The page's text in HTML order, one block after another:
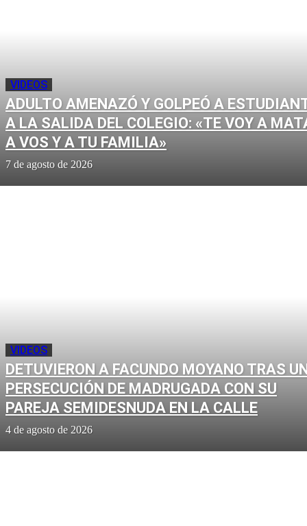
VIDEOS
ADULTO AMENAZÓ Y GOLPEÓ A
A LA SALIDA DEL COLEGIO: «TE VOY A
A VOS Y A TU FAMILIA»
7 de agosto de 2026
VIDEOS
DETUVIERON A FACUNDO MOYANO TRAS
PERSECUCIÓN DE MADRUGADA CON SU
PAREJA SEMIDESNUDA EN LA CALLE
4 de agosto de 2026